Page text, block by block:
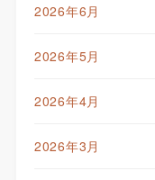
2026年6月
2026年5月
2026年4月
2026年3月